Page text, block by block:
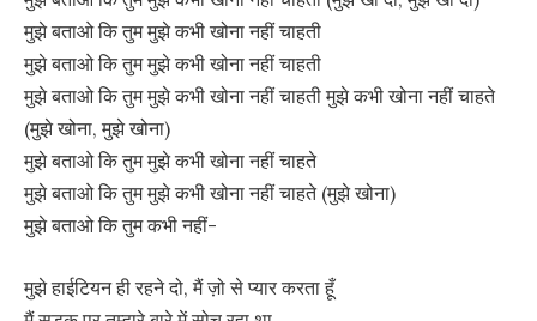
मुझे बताओ कि तुम मुझे कभी खोना नहीं चाहती
मुझे बताओ कि तुम मुझे कभी खोना नहीं चाहती
मुझे बताओ कि तुम मुझे कभी खोना नहीं चाहती मुझे कभी खोना नहीं चाहते
(मुझे खोना, मुझे खोना)
मुझे बताओ कि तुम मुझे कभी खोना नहीं चाहते
मुझे बताओ कि तुम मुझे कभी खोना नहीं चाहते (मुझे खोना)
मुझे बताओ कि तुम कभी नहीं-
मुझे हाईटियन ही रहने दो, मैं ज़ो से प्यार करता हूँ